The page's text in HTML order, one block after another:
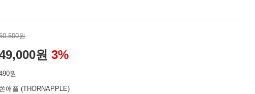
원
원 3%
원
쏜애플 (THORNAPPLE)